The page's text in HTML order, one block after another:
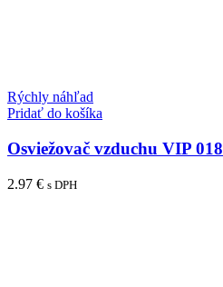
Rýchly náhľad
Pridať do košíka
Osviežovač vzduchu VIP 018
2.97 € s DPH